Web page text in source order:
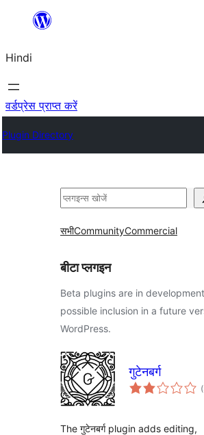
सामग्री
जाएं
Hindi
वर्डप्रेस प्राप्त करें
Plugin Directory
खोजें
सभीCommunityCommercial
बीटा प्लगइन
Beta plugins are in
possible inclusion in a future
WordPress.
गुटेनबर्ग
The गुटेनबर्ग plugin adds editing,